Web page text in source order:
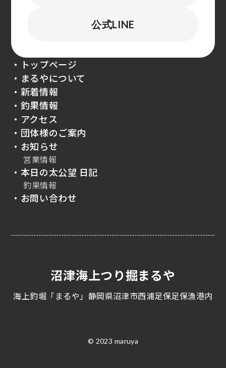
公式LINE
・トップページ
・まるやについて
・新着情報
・釣果情報
・アクセス
・団体様のご案内
・お知らせ
営業情報
・本日の太公望 日記
釣果情報
・お問い合わせ
沼津海上つり掘まるや
海上釣堀「まるや」静岡県沼津市西浦足保足保漁港内
© 2023 maruya